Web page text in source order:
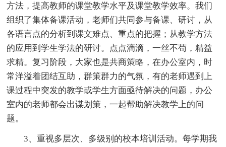
方法，提高教师的课堂教学水平及课堂教学效率。我们
组织了集体备课活动，老师们共同参与备课、研讨，从
各语言点的分析到课文难点、重点的把握；从教学方法
的应用到学生学法的研讨。点点滴滴，一丝不苟，精益
求精。复习阶段，大家也是共商策略，在办公室内，时
常洋溢着团结互助，群策群力的气氛，有的老师遇到上
课过程中突发的教学或学生方面亟待解决的问题，办公
室内的老师都会出谋划策，一起帮助解决教学上的问
题。
3、重视多层次、多级别的校本培训活动。每学期我